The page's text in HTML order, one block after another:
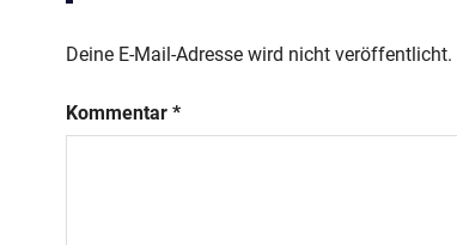
Deine E-Mail-Adresse wird nicht veröffentlicht.
Kommentar *